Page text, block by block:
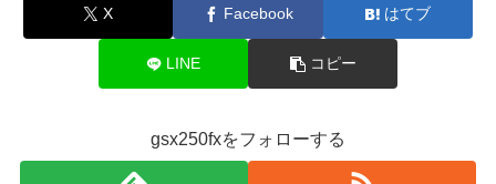
X Facebook はてブ
LINE コピー
gsx250fxをフォローする